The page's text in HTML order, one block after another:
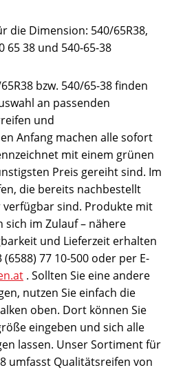
die Dimension: 540/65R38,
65 38 und 540-65-38
bzw. 540/65-38 finden
an passenden
und
Anfang machen alle sofort
mit einem grünen
Preis gereiht sind. Im
die bereits nachbestellt
sind. Produkte mit
im Zulauf – nähere
und Lieferzeit erhalten
77 10-500 oder per E-
. Sollten Sie eine andere
nutzen Sie einfach die
oben. Dort können Sie
eingeben und sich alle
lassen. Unser Sortiment für
umfasst Qualitätsreifen von